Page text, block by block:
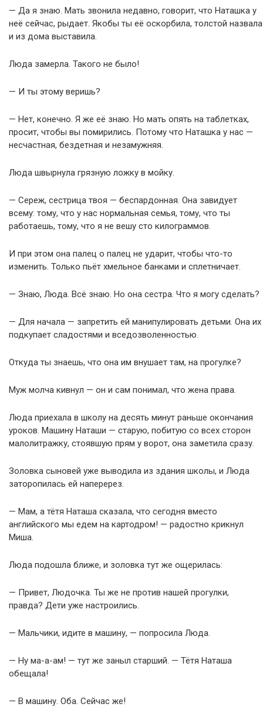
— Да я знаю. Мать звонила недавно, говорит, что Наташка у
неё сейчас, рыдает. Якобы ты её оскорбила, толстой назвала
и из дома выставила.
Люда замерла. Такого не было!
— И ты этому веришь?
— Нет, конечно. Я же её знаю. Но мать опять на таблетках,
просит, чтобы вы помирились. Потому что Наташка у нас —
несчастная, бездетная и незамужняя.
Люда швырнула грязную ложку в мойку.
— Сереж, сестрица твоя — беспардонная. Она завидует
всему: тому, что у нас нормальная семья, тому, что ты
работаешь, тому, что я не вешу сто килограммов.
И при этом она палец о палец не ударит, чтобы что-то
изменить. Только пьёт хмельное банками и сплетничает.
— Знаю, Люда. Всё знаю. Но она сестра. Что я могу сделать?
— Для начала — запретить ей манипулировать детьми. Она их
подкупает сладостями и вседозволенностью.
Откуда ты знаешь, что она им внушает там, на прогулке?
Муж молча кивнул — он и сам понимал, что жена права.
Люда приехала в школу на десять минут раньше окончания
уроков. Машину Наташи — старую, побитую со всех сторон
малолитражку, стоявшую прям у ворот, она заметила сразу.
Золовка сыновей уже выводила из здания школы, и Люда
заторопилась ей наперерез.
— Мам, а тётя Наташа сказала, что сегодня вместо
английского мы едем на картодром! — радостно крикнул
Миша.
Люда подошла ближе, и золовка тут же ощерилась:
— Привет, Людочка. Ты же не против нашей прогулки,
правда? Дети уже настроились.
— Мальчики, идите в машину, — попросила Люда.
— Ну ма-а-ам! — тут же заныл старший. — Тётя Наташа
обещала!
— В машину. Оба. Сейчас же!